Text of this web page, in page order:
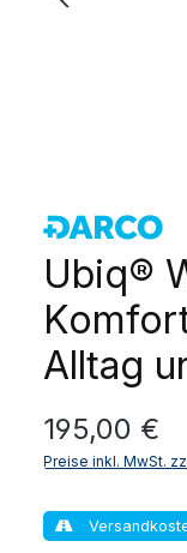
Ubiq®
Alltag
Regulärer Preis:
195,00 €
Preise inkl. MwSt.